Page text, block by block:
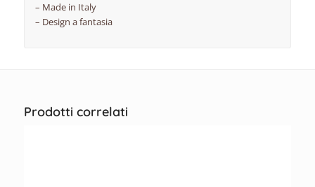
– Made in Italy
– Design a fantasia
Prodotti correlati